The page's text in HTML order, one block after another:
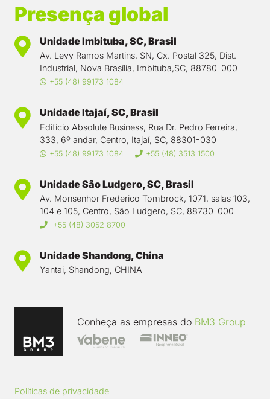
Presença global
Unidade Imbituba, SC, Brasil
Av. Levy Ramos Martins, SN, Cx. Postal 325, Dist.
Industrial, Nova Brasília, Imbituba,SC, 88780-000
+55 (48) 99173 1084
Unidade Itajaí, SC, Brasil
Edifício Absolute Business, Rua Dr. Pedro Ferreira,
333, 6º andar, Centro, Itajaí, SC, 88301-030
+55 (48) 99173 1084 +55 (48) 3513 1500
Unidade São Ludgero, SC, Brasil
Av. Monsenhor Frederico Tombrock, 1071, salas 103,
104 e 105, Centro, São Ludgero, SC, 88730-000
+55 (48) 3052 8700
Unidade Shandong, China
Yantai, Shandong, CHINA
Conheça as empresas do BM3 Group
Políticas de privacidade